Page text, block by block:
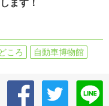
ます！
ころ 自動車博物館